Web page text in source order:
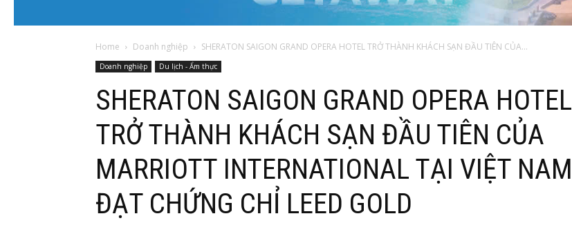
Home Doanh nghiệp SHERATON SAIGON GRAND OPERA HOTEL TRỞ THÀNH KHÁCH SẠN ĐẦU TIÊN CỦA...
Doanh nghiệp Du lịch - Ẩm thực
SHERATON SAIGON GRAND OPERA HOTEL
TRỞ THÀNH KHÁCH SẠN ĐẦU TIÊN CỦA
MARRIOTT INTERNATIONAL TẠI VIỆT NAM
ĐẠT CHỨNG CHỈ LEED GOLD